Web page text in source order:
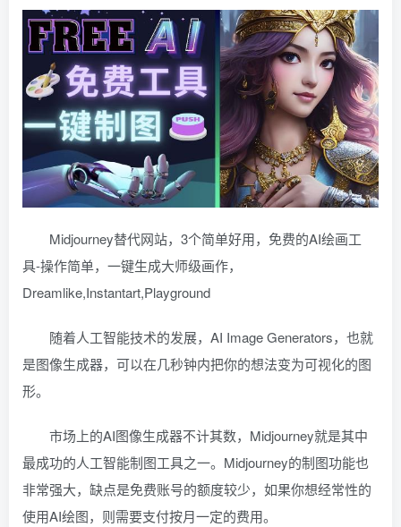
Midjourney替代网站，3个简单好用，免费的AI绘画工
具-操作简单，一键生成大师级画作，
Dreamlike,Instantart,Playground
随着人工智能技术的发展，AI Image Generators，也就
是图像生成器，可以在几秒钟内把你的想法变为可视化的图
形。
市场上的AI图像生成器不计其数，Midjourney就是其中
最成功的人工智能制图工具之一。Midjourney的制图功能也
非常强大，缺点是免费账号的额度较少，如果你想经常性的
使用AI绘图，则需要支付按月一定的费用。